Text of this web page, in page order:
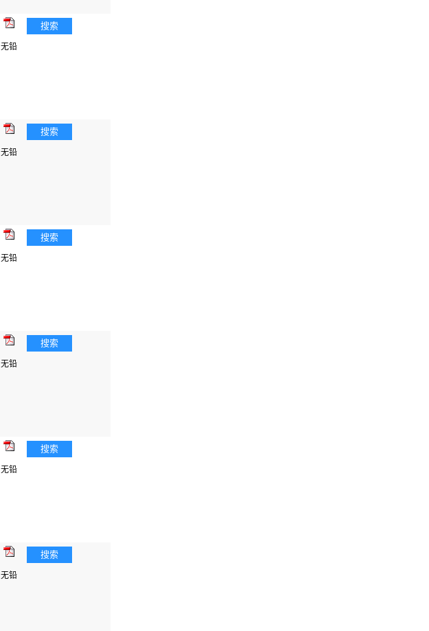
无铅
搜索
无铅
搜索
无铅
搜索
无铅
搜索
无铅
搜索
无铅
搜索